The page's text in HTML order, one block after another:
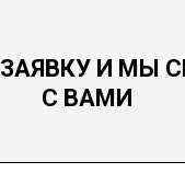
ЗАЯВКУ И МЫ
С ВАМИ